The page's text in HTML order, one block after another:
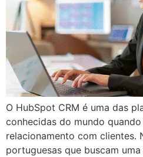
O HubSpot CRM é uma das
conhecidas do mundo
relacionamento com clientes.
portuguesas que buscam